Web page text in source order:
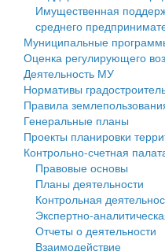
Нормативы
Правила
Генеральные планы
Проекты планировки
Собрание депутатов
Городское поселение
Сельские поселения
Имущественная
среднего
Муниципальные
Оценка регулирующего
Деятельность МУ
Нормативы
Правила
Генеральные планы
Проекты планировки
Контрольно-счетная
Правовые основы
Планы деятельности
Контрольная
Экспертно-
Отчеты о деятельности
Взаимодействие